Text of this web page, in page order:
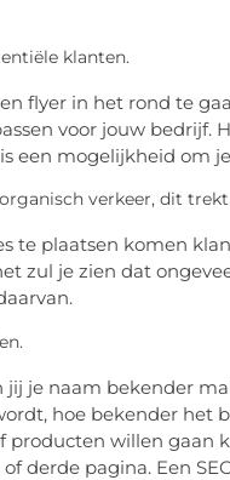
klanten.
flyer in het rond te
voor jouw bedrijf.
een mogelijkheid om
verkeer, dit trekt
te plaatsen komen
zul je zien dat
jij je naam bekender
hoe bekender het
producten willen gaan
derde pagina. Een